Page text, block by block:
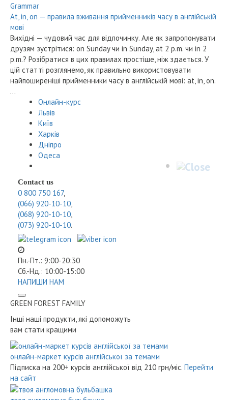
Grammar
At, in, on — правила вживання прийменників часу в англійській
мові
Вихідні — чудовий час для відпочинку. Але як запропонувати
друзям зустрітися: on Sunday чи in Sunday, at 2 p.m. чи in 2
p.m.? Розібратися в цих правилах простіше, ніж здається. У
цій статті розглянемо, як правильно використовувати
найпоширеніші прийменники часу в англійській мові: at, in, on.
…
Онлайн-курс
Львів
Київ
Харків
Дніпро
Одеса
Contact us
0 800 750 167,
(066) 920-10-10
(068) 920-10-10
(073) 920-10-10.
Пн.-Пт.: 9:00-20:30
Сб.-Нд.: 10:00-15:00
НАПИШИ НАМ
GREEN FOREST FAMILY
Інші наші продукти, які допоможуть
вам стати кращими
онлайн-маркет курсів англійської за темами
Підписка на 200+ курсів англійської від 210 грн/міс. Перейти
на сайт